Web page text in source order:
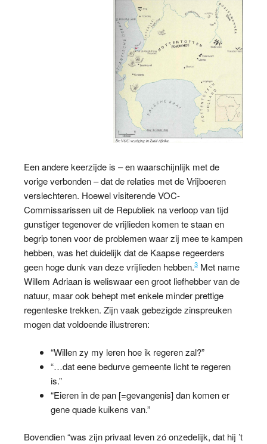
Een andere keerzijde is – en waarschijnlijk met de
vorige verbonden – dat de relaties met de Vrijboeren
verslechteren. Hoewel visiterende VOC-
Commissarissen uit de Republiek na verloop van tijd
gunstiger tegenover de vrijlieden komen te staan en
begrip tonen voor de problemen waar zij mee te kampen
hebben, was het duidelijk dat de Kaapse regeerders
geen hoge dunk van deze vrijlieden hebben.3 Met name
Willem Adriaan is weliswaar een groot liefhebber van de
natuur, maar ook behept met enkele minder prettige
regenteske trekken. Zijn vaak gebezigde zinspreuken
mogen dat voldoende illustreren:
“Willen zy my leren hoe ik regeren zal?”
“…dat eene bedurve gemeente licht te regeren
is.”
“Eieren in de pan [=gevangenis] dan komen er
gene quade kuikens van.”
Bovendien “was zijn privaat leven zó onzedelijk, dat hij ’t